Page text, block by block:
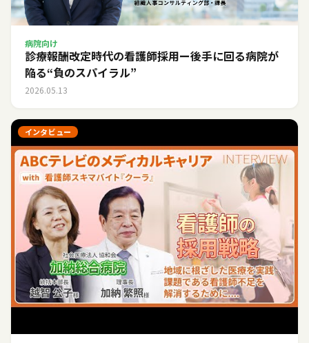
病院向け
診療報酬改定時代の看護師採用ー後手に回る病院が
陥る“負のスパイラル”
2026.05.13
インタビュー